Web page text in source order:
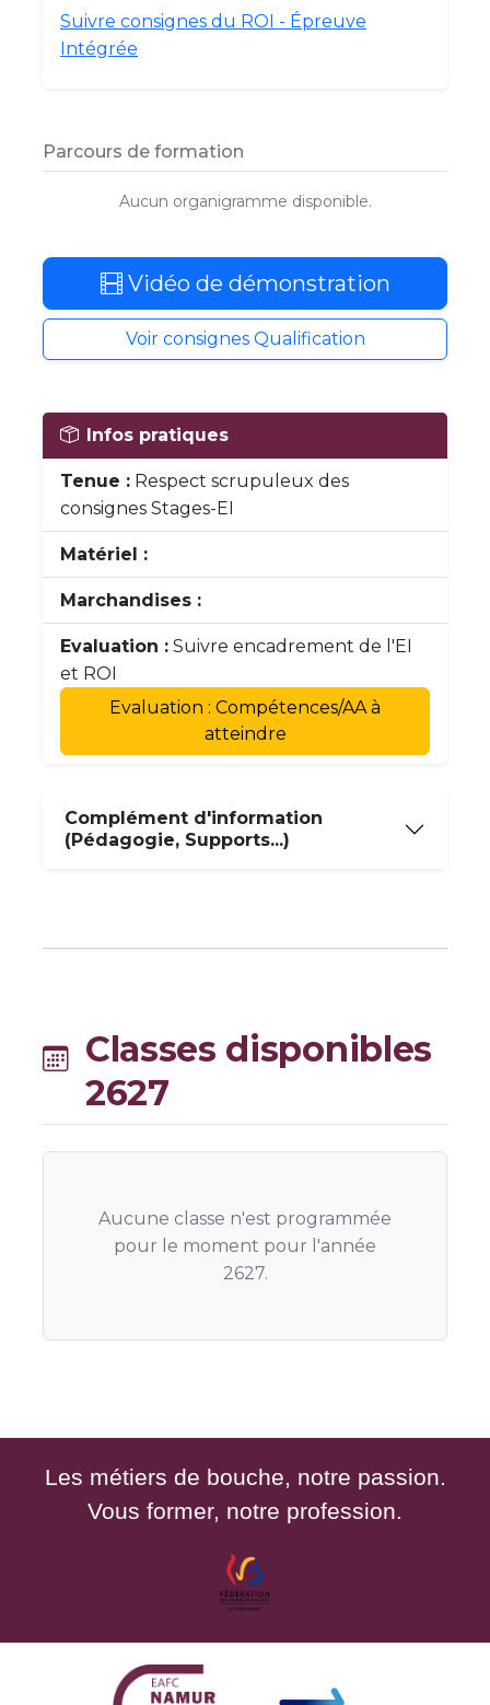
Suivre consignes du ROI - Épreuve
Intégrée
Parcours de formation
Aucun organigramme disponible.
Vidéo de démonstration
Voir consignes Qualification
Infos pratiques
Tenue : Respect scrupuleux des
consignes Stages-EI
Matériel :
Marchandises :
Evaluation : Suivre encadrement de l'EI
et ROI
Evaluation : Compétences/AA à
atteindre
Complément d'information
(Pédagogie, Supports...)
Classes disponibles
2627
Aucune classe n'est programmée
pour le moment pour l'année
2627.
Les métiers de bouche, notre passion.
Vous former, notre profession.